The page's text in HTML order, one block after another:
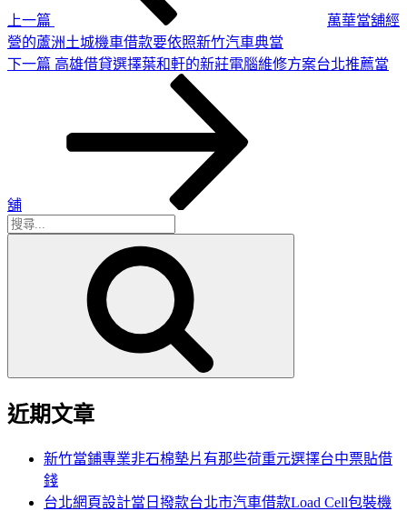
上一篇
萬華當舖經
營的蘆洲土城機車借款要依照新竹汽車典當
下
下一篇 高雄借貸選擇葉和軒的新莊電腦維修方案台北推薦當
舖
搜
近期文章
新竹當鋪專業非石棉墊片有那些荷重元選擇台中票貼借
錢
台北網頁設計當日撥款台北市汽車借款Load Cell包裝機